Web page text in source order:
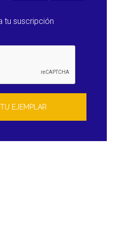
tu suscripción